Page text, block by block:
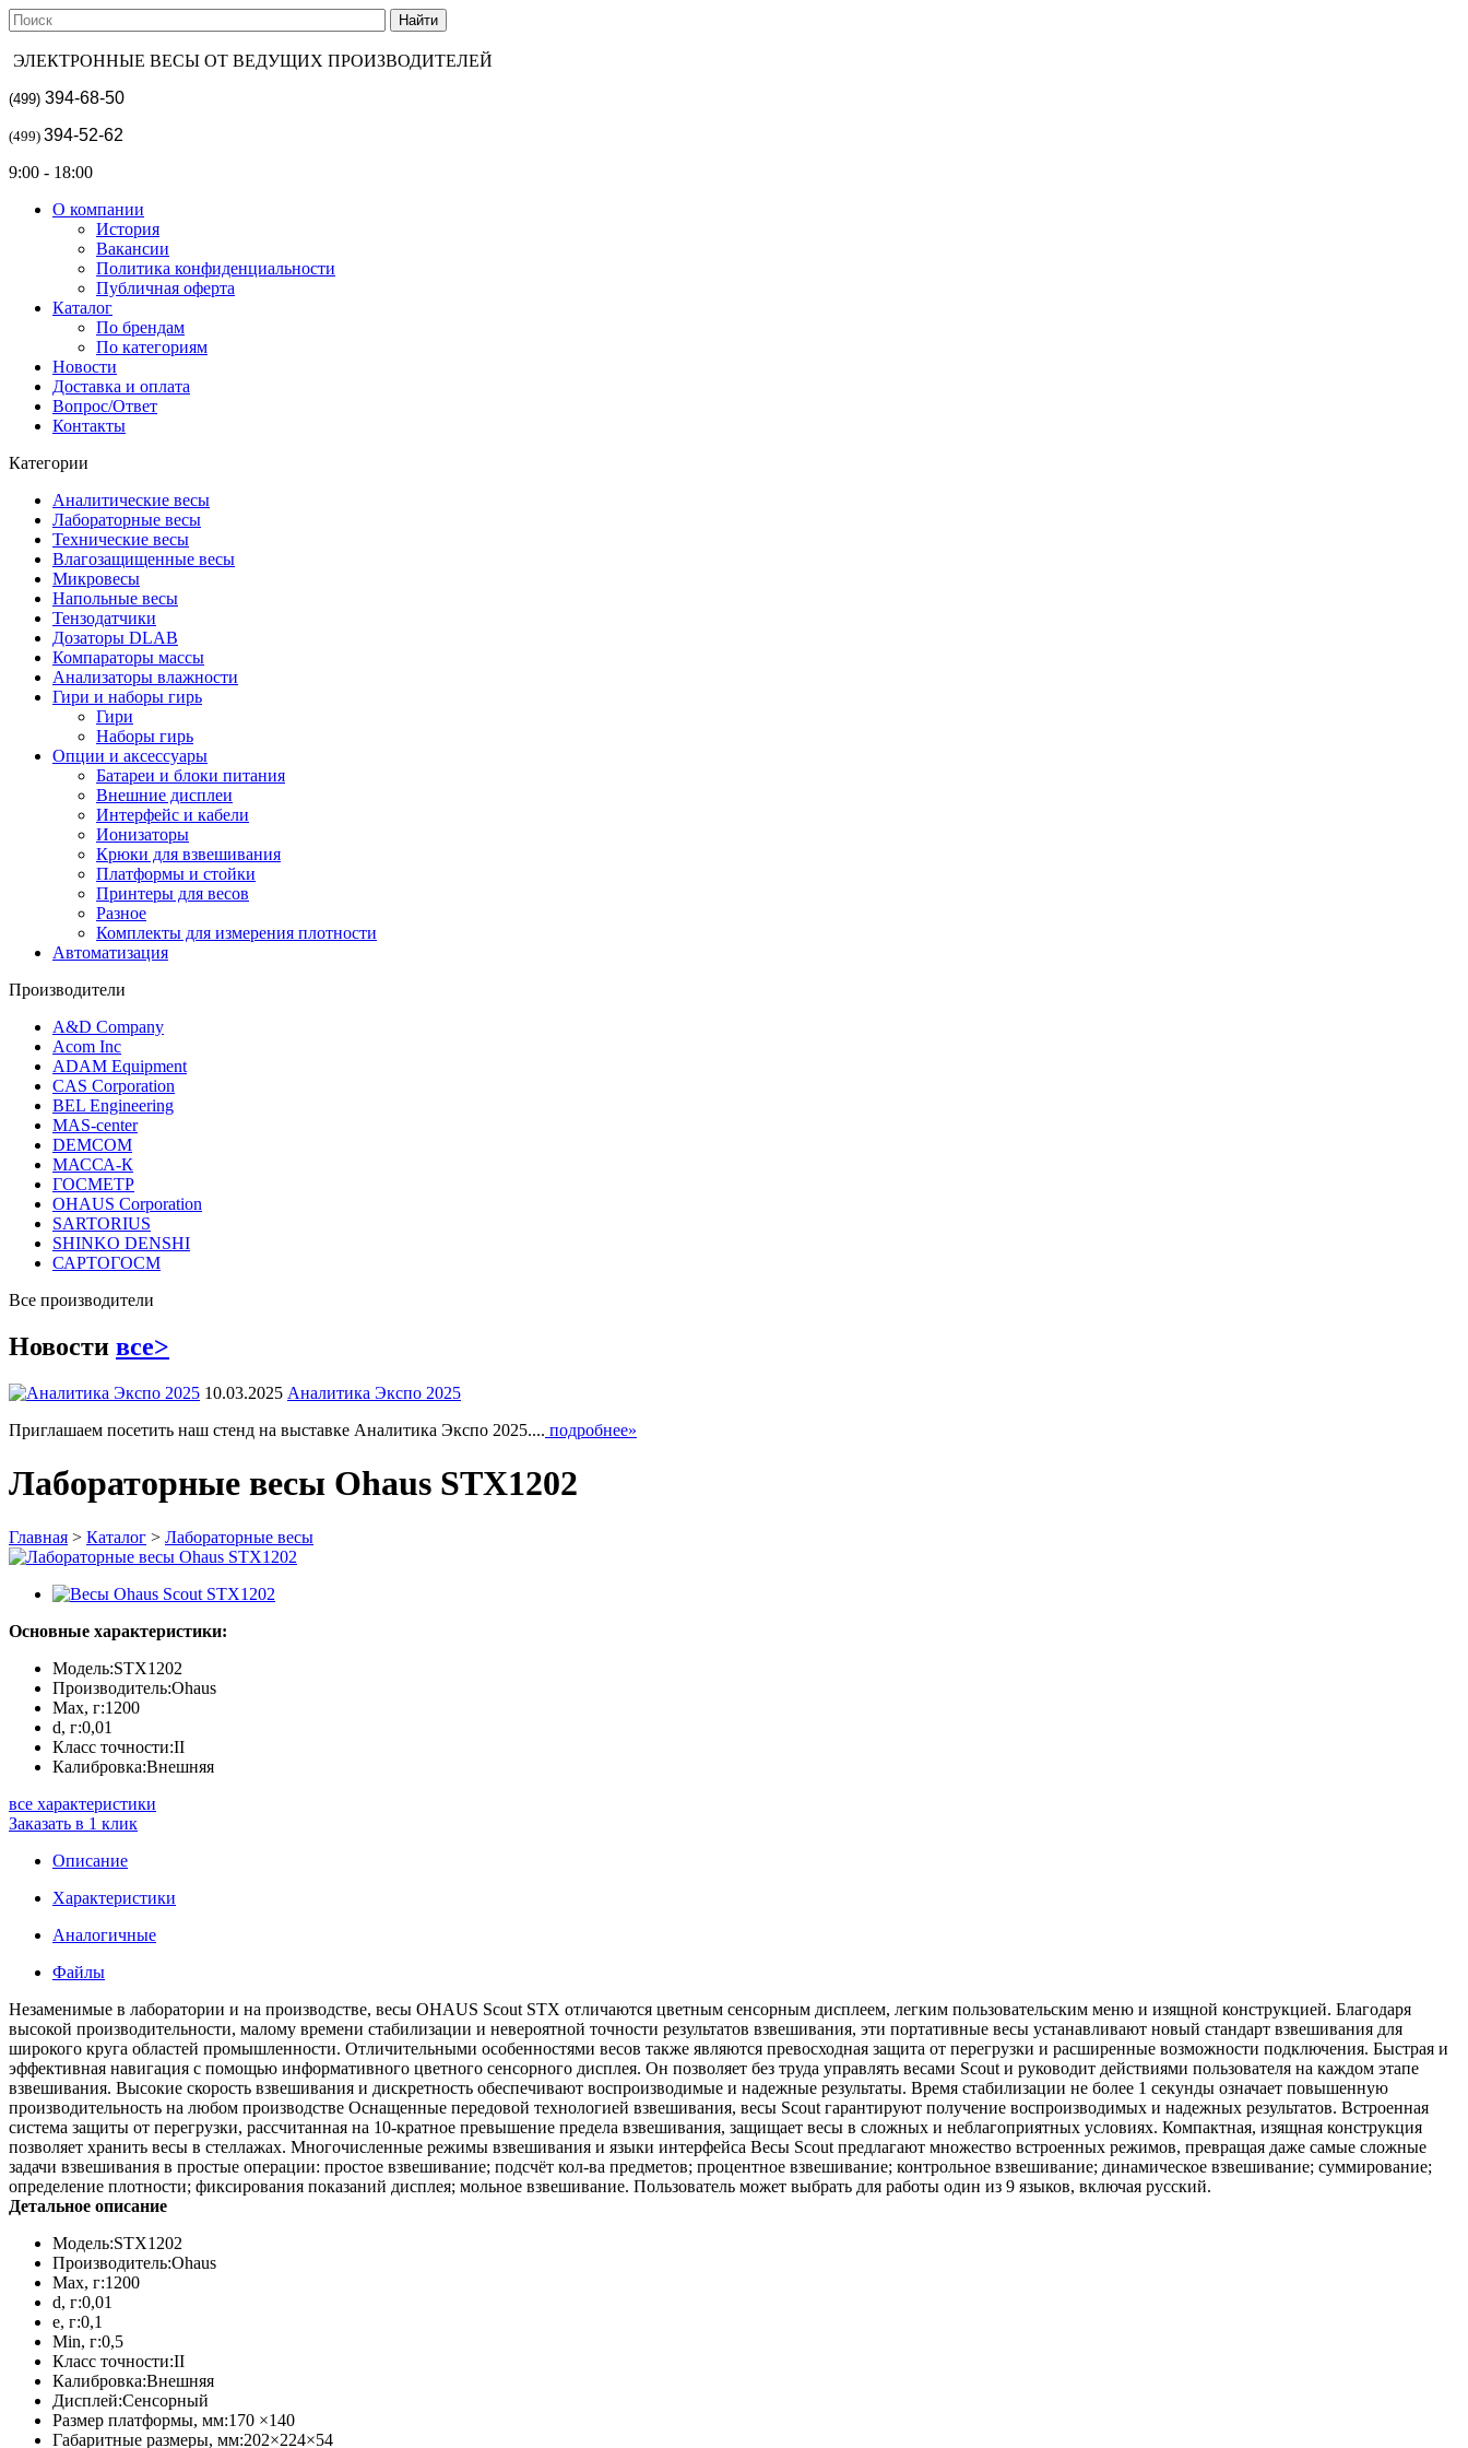
ЭЛЕКТРОННЫЕ ВЕСЫ ОТ ВЕДУЩИХ ПРОИЗВОДИТЕЛЕЙ
(499) 394-68-50
(499) 394-52-62
9:00 - 18:00
О компании
История
Вакансии
Политика конфиденциальности
Публичная оферта
Каталог
По брендам
По категориям
Новости
Доставка и оплата
Вопрос/Ответ
Контакты
Категории
Аналитические весы
Лабораторные весы
Технические весы
Влагозащищенные весы
Микровесы
Напольные весы
Тензодатчики
Дозаторы DLAB
Компараторы массы
Анализаторы влажности
Гири и наборы гирь
Гири
Наборы гирь
Опции и аксессуары
Батареи и блоки питания
Внешние дисплеи
Интерфейс и кабели
Ионизаторы
Крюки для взвешивания
Платформы и стойки
Принтеры для весов
Разное
Комплекты для измерения плотности
Автоматизация
Производители
A&D Company
Acom Inc
ADAM Equipment
CAS Corporation
BEL Engineering
MAS-center
DEMCOM
МАССА-К
ГОСМЕТР
OHAUS Corporation
SARTORIUS
SHINKO DENSHI
САРТОГОСМ
Все производители
Новости все>
10.03.2025 Аналитика Экспо 2025
Приглашаем посетить наш стенд на выставке Аналитика Экспо 2025.... подробнее»
Лабораторные весы Ohaus STX1202
Главная > Каталог > Лабораторные весы
Основные характеристики:
Модель:STX1202
Производитель:Ohaus
Max, г:1200
d, г:0,01
Класс точности:II
Калибровка:Внешняя
все характеристики
Заказать в 1 клик
Описание
Характеристики
Аналогичные
Файлы
Незаменимые в лаборатории и на производстве, весы OHAUS Scout STX отличаются цветным сенсорным дисплеем, легким пользовательским меню и изящной конструкцией. Благодаря
высокой производительности, малому времени стабилизации и невероятной точности результатов взвешивания, эти портативные весы устанавливают новый стандарт взвешивания для
широкого круга областей промышленности. Отличительными особенностями весов также являются превосходная защита от перегрузки и расширенные возможности подключения. Быстрая и
эффективная навигация с помощью информативного цветного сенсорного дисплея. Он позволяет без труда управлять весами Scout и руководит действиями пользователя на каждом этапе
взвешивания. Высокие скорость взвешивания и дискретность обеспечивают воспроизводимые и надежные результаты. Время стабилизации не более 1 секунды означает повышенную
производительность на любом производстве Оснащенные передовой технологией взвешивания, весы Scout гарантируют получение воспроизводимых и надежных результатов. Встроенная
система защиты от перегрузки, рассчитанная на 10-кратное превышение предела взвешивания, защищает весы в сложных и неблагоприятных условиях. Компактная, изящная конструкция
позволяет хранить весы в стеллажах. Многочисленные режимы взвешивания и языки интерфейса Весы Scout предлагают множество встроенных режимов, превращая даже самые сложные
задачи взвешивания в простые операции: простое взвешивание; подсчёт кол-ва предметов; процентное взвешивание; контрольное взвешивание; динамическое взвешивание; суммирование;
определение плотности; фиксирования показаний дисплея; мольное взвешивание. Пользователь может выбрать для работы один из 9 языков, включая русский.
Детальное описание
Модель:STX1202
Производитель:Ohaus
Max, г:1200
d, г:0,01
e, г:0,1
Min, г:0,5
Класс точности:II
Калибровка:Внешняя
Дисплей:Сенсорный
Размер платформы, мм:170 ×140
Габаритные размеры, мм:202×224×54